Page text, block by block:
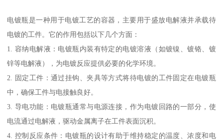
电镀瓶是一种用于电镀工艺的容器，主要用于盛放电解液并承载待
电镀的工件。它的作用包括以下几个方面：
1. 容纳电解液：电镀瓶内装有特定的电镀溶液（如镀镍、镀铬、镀
锌等电解液），为电镀反应提供必要的化学环境。
2. 固定工件：通过挂钩、夹具等方式将待电镀的工件固定在电镀瓶
中，确保工件与电接触良好。
3. 导电功能：电镀瓶通常与电源连接，作为电镀回路的一部分，使
电流通过电解液，驱动金属离子在工件表面沉积。
4. 控制反应条件：电镀瓶的设计有助于维持稳定的温度、浓度和电